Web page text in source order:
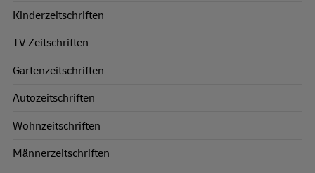
Kinderzeitschriften
TV Zeitschriften
Gartenzeitschriften
Autozeitschriften
Wohnzeitschriften
Männerzeitschriften